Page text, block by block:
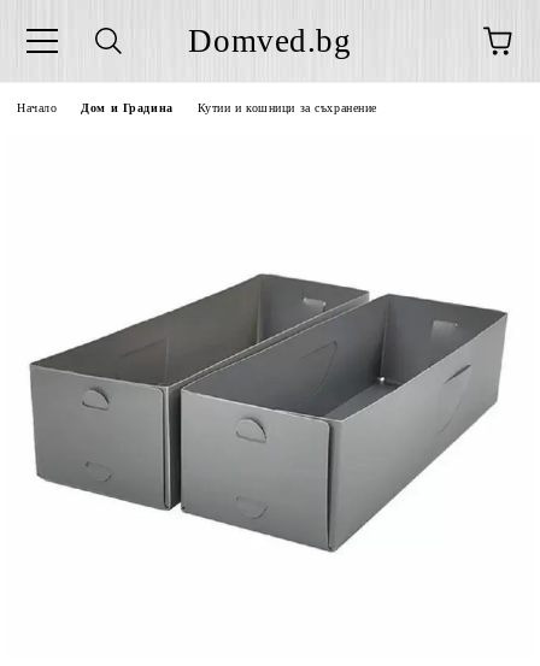
Domved.bg
Начало Дом и Градина Кутии и кошници за съхранение